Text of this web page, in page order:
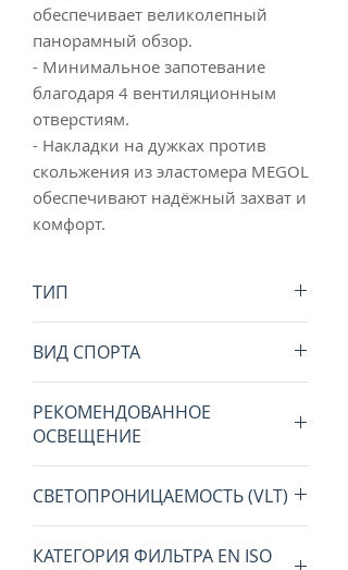
обеспечивает великолепный
панорамный обзор.
- Минимальное запотевание
благодаря 4 вентиляционным
отверстиям.
- Накладки на дужках против
скольжения из эластомера MEGOL
обеспечивают надёжный захват и
комфорт.
ТИП
ВИД СПОРТА
беговые лыжи, роликовые
коньки
РЕКОМЕНДОВАННОЕ
ОСВЕЩЕНИЕ
СВЕТОПРОНИЦАЕМОСТЬ (VLT)
КАТЕГОРИЯ ФИЛЬТРА EN ISO